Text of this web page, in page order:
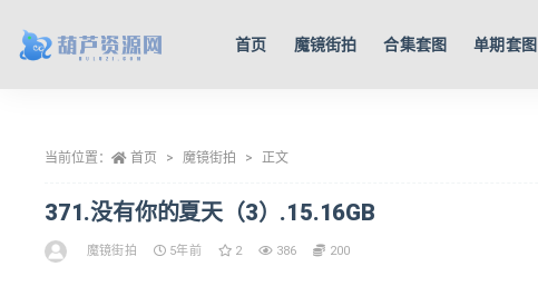
首页 魔镜街拍 合集套图 单期套图
当前位置： 首页 魔镜街拍 正文
371.没有你的夏天（3）.15.16GB
魔镜街拍 5年前 2 386 200
全部